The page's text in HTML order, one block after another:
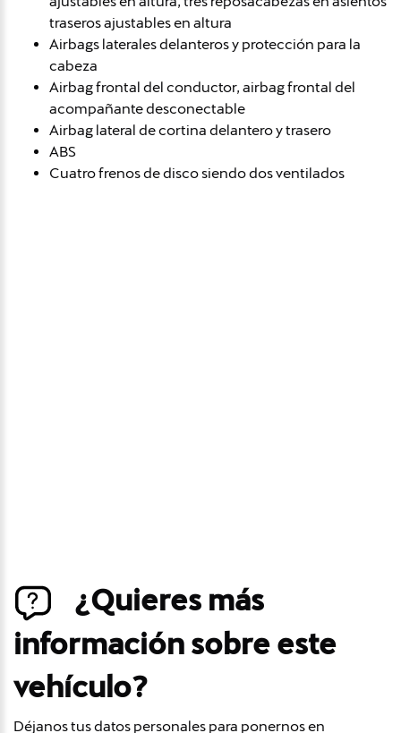
traseros ajustables en altura
Airbags laterales delanteros y protección para la
cabeza
Airbag frontal del conductor, airbag frontal del
acompañante desconectable
Airbag lateral de cortina delantero y trasero
ABS
Cuatro frenos de disco siendo dos ventilados
¿Quieres más
información sobre este
vehículo?
Déjanos tus datos personales para ponernos en